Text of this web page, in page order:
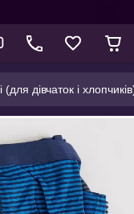
(для дівчаток і